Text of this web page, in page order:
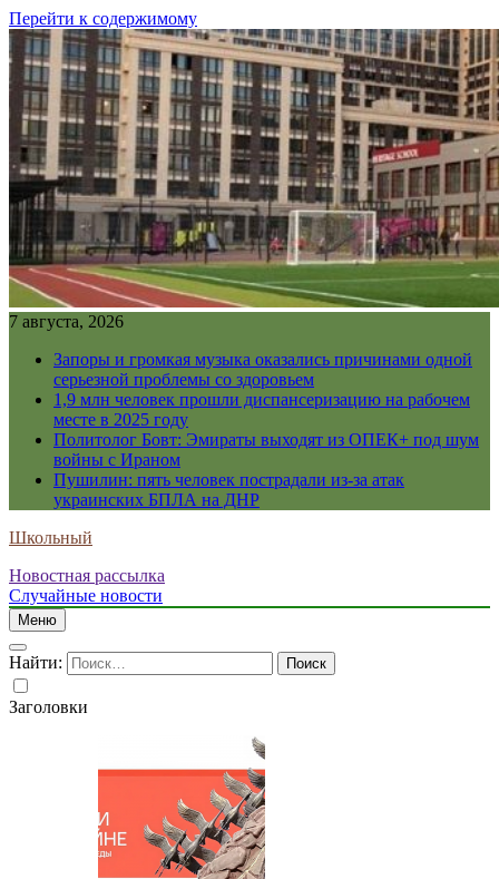
Перейти к содержимому
7 августа, 2026
Запоры и громкая музыка оказались причинами одной
серьезной проблемы со здоровьем
1,9 млн человек прошли диспансеризацию на рабочем
месте в 2025 году
Политолог Бовт: Эмираты выходят из ОПЕК+ под шум
войны с Ираном
Пушилин: пять человек пострадали из-за атак
украинских БПЛА на ДНР
Школьный
Новостная рассылка
Случайные новости
Меню
Найти:
Заголовки